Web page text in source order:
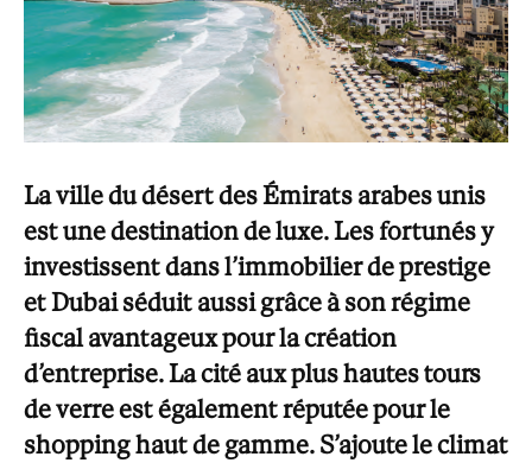
La ville du désert des Émirats arabes unis
est une destination de luxe. Les fortunés y
investissent dans l’immobilier de prestige
et Dubai séduit aussi grâce à son régime
fiscal avantageux pour la création
d’entreprise. La cité aux plus hautes tours
de verre est également réputée pour le
shopping haut de gamme. S’ajoute le climat